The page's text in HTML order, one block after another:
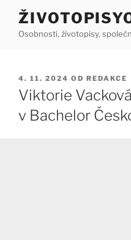
Přejít
obsahuOsobnosti, životopisy,
PUBLIKOVÁNO
4. 11. 2024 OD REDAKCE
Viktorie
v Bachelor